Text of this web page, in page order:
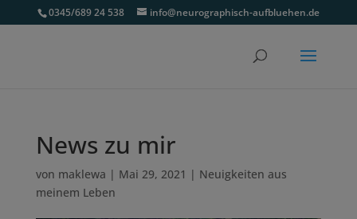
0345/689 24 538 info@neurographisch-aufbluehen.de
News zu mir
von maklewa | Mai 29, 2021 | Neuigkeiten aus
meinem Leben